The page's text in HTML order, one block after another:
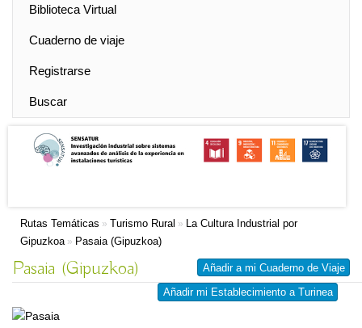
Biblioteca Virtual
Cuaderno de viaje
Registrarse
Buscar
Rutas Temáticas » Turismo Rural » La Cultura Industrial por
Gipuzkoa» Pasaia (Gipuzkoa)
Añadir a mi Cuaderno de Viaje
Añadir mi Establecimiento a Turinea
Pasaia (Gipuzkoa)